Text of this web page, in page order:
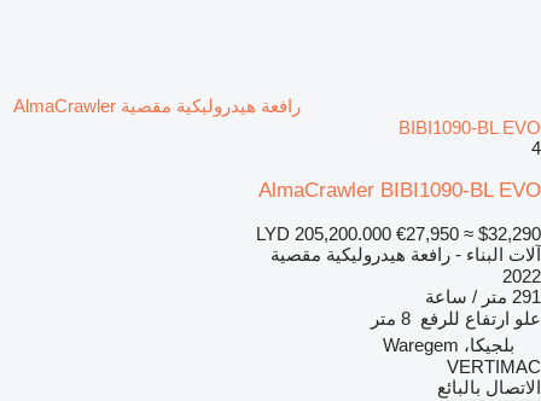
رافعة هيدروليكية مقصية AlmaCrawler
BIBI1090-BL EVO
4
AlmaCrawler BIBI1090-BL EVO
LYD 205,200.000 €27,950 ≈ $32,290
آلات البناء - رافعة هيدروليكية مقصية
2022
291 متر / ساعة
علو ارتفاع للرفع 8 متر
بلجيكا، Waregem
VERTIMAC
الاتصال بالبائع